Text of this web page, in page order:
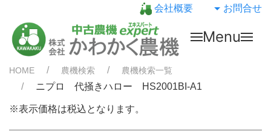
会社概要 お問合せ
Menu
HOME 農機検索 農機検索一覧
ニプロ 代掻きハロー HS2001BI-A1
※表示価格は税込となります。